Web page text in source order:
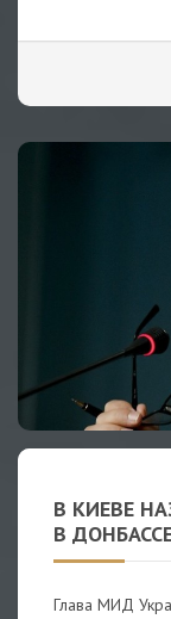
В КИЕВЕ
В
Глава МИД